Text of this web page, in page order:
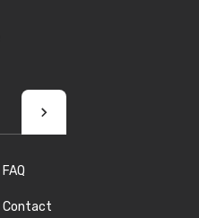
FAQ
Contact